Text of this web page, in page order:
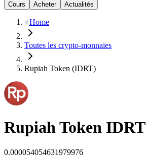
Cours Acheter Actualités
Home
Toutes les crypto-monnaies
Rupiah Token (IDRT)
Rupiah Token IDRT
0.000054054631979976